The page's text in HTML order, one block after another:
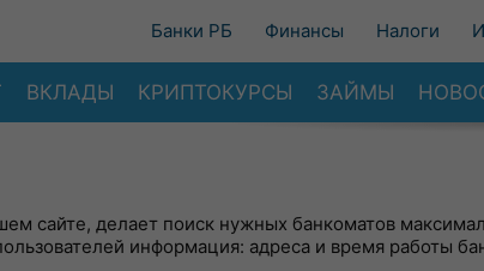
Банки РБ Финансы Налоги
ВКЛАДЫ КРИПТОКУРСЫ ЗАЙМЫ
сайте, делает поиск нужных банкоматов
информация: адреса и время работы